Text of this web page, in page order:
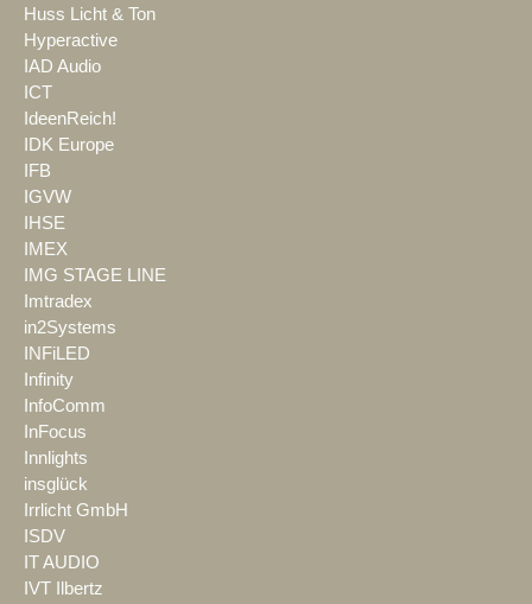
Huss Licht & Ton
Hyperactive
IAD Audio
ICT
IdeenReich!
IDK Europe
IFB
IGVW
IHSE
IMEX
IMG STAGE LINE
Imtradex
in2Systems
INFiLED
Infinity
InfoComm
InFocus
Innlights
insglück
Irrlicht GmbH
ISDV
IT AUDIO
IVT Ilbertz